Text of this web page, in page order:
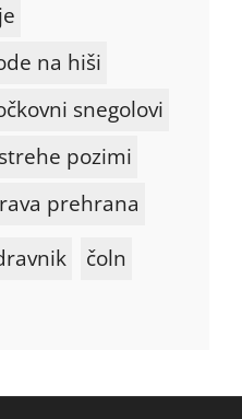
na hiši
snegolovi
pozimi
prehrana
čoln